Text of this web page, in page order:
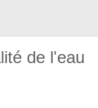
de l'eau